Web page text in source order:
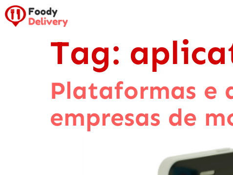
Tag:
Plataformas e
empresas de